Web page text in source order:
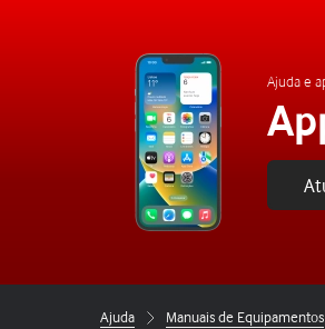
Ajuda e
Ajuda Manuais de Equipamentos